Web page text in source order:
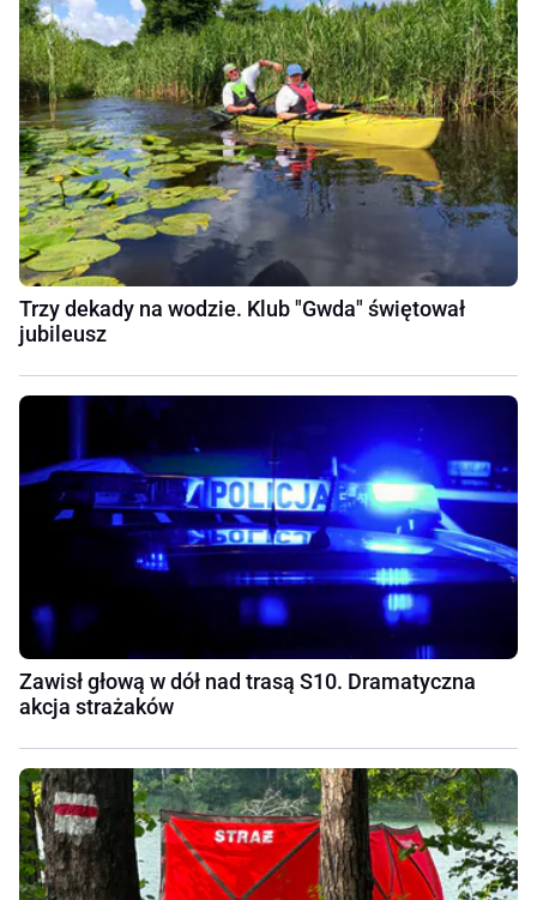
Trzy dekady na wodzie. Klub "Gwda" świętował
jubileusz
Zawisł głową w dół nad trasą S10. Dramatyczna
akcja strażaków